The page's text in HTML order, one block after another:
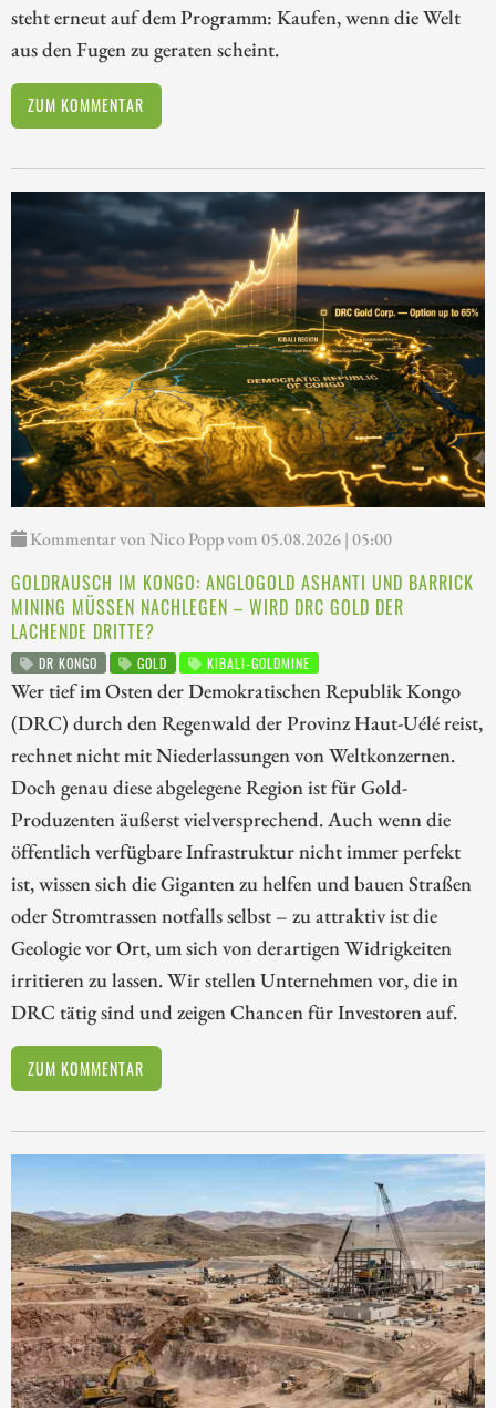
steht erneut auf dem Programm: Kaufen, wenn die Welt
aus den Fugen zu geraten scheint.
ZUM KOMMENTAR
Kommentar von Nico Popp vom 05.08.2026 | 05:00
GOLDRAUSCH IM KONGO: ANGLOGOLD ASHANTI UND BARRICK
MINING MÜSSEN NACHLEGEN – WIRD DRC GOLD DER
LACHENDE DRITTE?
DR KONGO GOLD KIBALI-GOLDMINE
Wer tief im Osten der Demokratischen Republik Kongo
(DRC) durch den Regenwald der Provinz Haut-Uélé reist,
rechnet nicht mit Niederlassungen von Weltkonzernen.
Doch genau diese abgelegene Region ist für Gold-
Produzenten äußerst vielversprechend. Auch wenn die
öffentlich verfügbare Infrastruktur nicht immer perfekt
ist, wissen sich die Giganten zu helfen und bauen Straßen
oder Stromtrassen notfalls selbst – zu attraktiv ist die
Geologie vor Ort, um sich von derartigen Widrigkeiten
irritieren zu lassen. Wir stellen Unternehmen vor, die in
DRC tätig sind und zeigen Chancen für Investoren auf.
ZUM KOMMENTAR